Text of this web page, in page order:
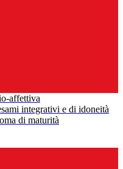
affettiva
integrativi e di idoneità
di maturità